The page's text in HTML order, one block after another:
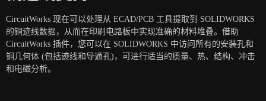
CircuitWorks 现在可以处理从 ECAD/PCB 工具提取到 SOLIDWORKS
的铜迹线数据，从而在印刷电路板中实现准确的材料堆叠。借助
CircuitWorks 插件，您可以在 SOLIDWORKS 中访问所有的安装孔和
铜几何体 (包括迹线和导通孔)，可进行适当的质量、热、结构、冲击
和电磁分析。